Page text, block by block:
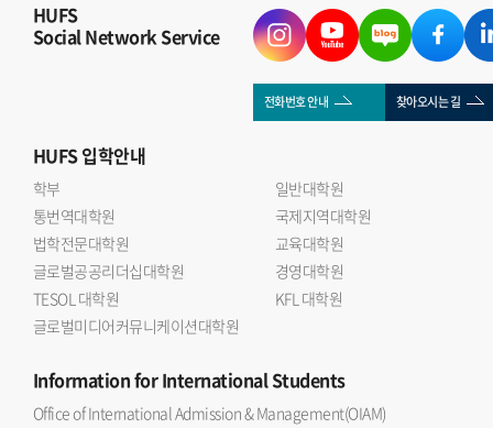
HUFS
Social Network Service
전화번호 안내 찾아오시는 길
HUFS입학안내
학부
일반대학원
통번역대학원
국제지역대학원
법학전문대학원
교육대학원
글로벌공공리더십대학원
경영대학원
TESOL 대학원
KFL 대학원
글로벌미디어커뮤니케이션대학원
Informationfor International Students
Office of International Admission & Management(OIAM)